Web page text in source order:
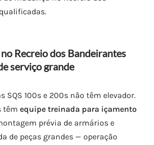
Recreio dos Bandeirantes
serviço grande
SQS 100s e 200s não têm elevador.
têmequipe treinada para içamento
prévia de armários e
de peças grandes — operação